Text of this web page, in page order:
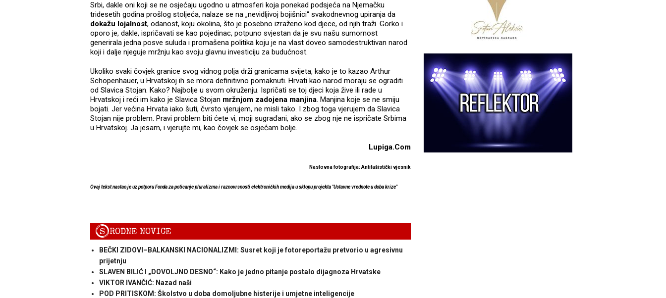
Srbi, dakle oni koji se ne osjećaju ugodno u atmosferi koja ponekad podsjeća na Njemačku
tridesetih godina prošlog stoljeća, nalaze se na „nevidljivoj bojišnici“ svakodnevnog upiranja da
dokažu lojalnost, odanost, koju okolina, što je posebno izraženo kod djece, od njih traži. Gorko i
oporo je, dakle, ispričavati se kao pojedinac, potpuno svjestan da je svu našu sumornost
generirala jedna posve suluda i promašena politika koju je na vlast doveo samodestruktivan narod
koji i dalje njeguje mržnju kao svoju glavnu investiciju za budućnost.
Ukoliko svaki čovjek granice svog vidnog polja drži granicama svijeta, kako je to kazao Arthur
Schopenhauer, u Hrvatskoj ih se mora definitivno pomaknuti. Hrvati kao narod moraju se ograditi
od Slavica Stojan. Kako? Najbolje u svom okruženju. Ispričati se toj djeci koja žive ili rade u
Hrvatskoj i reći im kako je Slavica Stojan mržnjom zadojena manjina. Manjina koje se ne smiju
bojati. Jer većina Hrvata iako šuti, čvrsto vjerujem, ne misli tako. I zbog toga vjerujem da Slavica
Stojan nije problem. Pravi problem biti ćete vi, moji sugrađani, ako se zbog nje ne ispričate Srbima
u Hrvatskoj. Ja jesam, i vjerujte mi, kao čovjek se osjećam bolje.
Lupiga.Com
Naslovna fotografija: Antifašistički vjesnik
Ovaj tekst nastao je uz potporu Fonda za poticanje pluralizma i raznovrsnosti elektroničkih medija u sklopu projekta "Ustavne vrednote u doba krize"
SRODNE NOVICE
BEČKI ZIDOVI–BALKANSKI NACIONALIZMI: Susret koji je fotoreportažu pretvorio u agresivnu
prijetnju
SLAVEN BILIĆ I „DOVOLJNO DESNO“: Kako je jedno pitanje postalo dijagnoza Hrvatske
VIKTOR IVANČIĆ: Nazad naši
POD PRITISKOM: Školstvo u doba domoljubne histerije i umjetne inteligencije